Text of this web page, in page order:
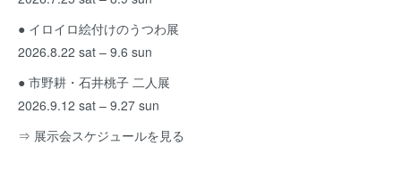
● イロイロ絵付けのうつわ展
2026.8.22 sat – 9.6 sun
● 市野耕・石井桃子 二人展
2026.9.12 sat – 9.27 sun
⇒ 展示会スケジュールを見る